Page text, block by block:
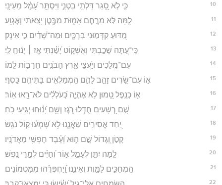
10 כִּ֤י לֹ֣א סָ֭גַר דַּלְתֵ֣י בִטְנִ֑י וַיַּסְתֵּ֥ר עָ֝מָ֗ל מֵעֵינָֽי׃
11 לָ֤מָּה לֹּ֣א מֵרֶ֣חֶם אָמ֑וּת מִבֶּ֖טֶן יָצָ֣אתִי וְאֶגְוָֽע׃
12 מַ֭דּוּעַ קִדְּמ֣וּנִי בִרְכָּ֑יִם וּמַה־שָּׁ֝דַ֗יִם כִּ֣י אִינָֽק׃
13 כִּֽי־עַ֭תָּה שָׁכַ֣בְתִּי וְאֶשְׁק֑וֹט יָ֝שַׁ֗נְתִּי אָ֤ז ׀ יָנ֬וּחַֽ לִֽי׃
14 עִם־מְ֭לָכִים וְיֹ֣עֲצֵי אָ֑רֶץ הַבֹּנִ֖ים חֳרָב֣וֹת לָֽמוֹ׃
15 א֣וֹ עִם־שָׂ֭רִים זָהָ֣ב לָהֶ֑ם הַֽמְמַלְאִ֖ים בָּתֵּיהֶ֣ם כָּֽסֶף׃
16 א֤וֹ כְנֵ֣פֶל טָ֭מוּן לֹ֣א אֶהְיֶ֑ה כְּ֝עֹלְלִ֗ים לֹא־רָ֥אוּ אֽוֹר׃
17 שָׁ֣ם רְ֭שָׁעִים חָ֣דְלוּ רֹ֑גֶז וְשָׁ֥ם יָ֝נ֗וּחוּ יְגִ֣יעֵי כֹֽחַ׃
18 יַ֭חַד אֲסִירִ֣ים שַׁאֲנָ֑נוּ לֹ֥א שָׁ֝מְע֗וּ ק֣וֹל נֹגֵֽשׂ׃
19 קָטֹ֣ן וְ֭גָדוֹל שָׁ֣ם ה֑וּא וְ֝עֶ֗בֶד חָפְשִׁ֥י מֵאֲדֹנָֽיו׃
20 לָ֤מָּה יִתֵּ֣ן לְעָמֵ֣ל א֑וֹר וְ֝חַיִּ֗ים לְמָ֣רֵי נָֽפֶשׁ׃
21 הַֽמְחַכִּ֣ים לַמָּ֣וֶת וְאֵינֶ֑נּוּ וַֽ֝יַּחְפְּרֻ֗הוּ מִמַּטְמוֹנִֽים׃
22